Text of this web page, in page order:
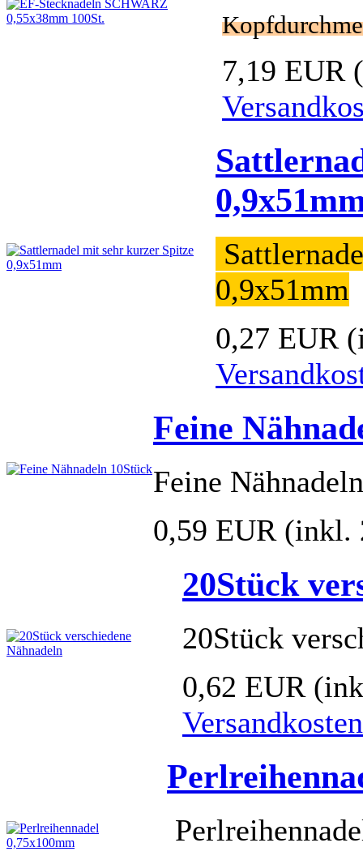
7,19 EUR
0,9x51mm
0,27 EUR
Feine
Feine
0,59 EUR (inkl.
20Stück
20Stück
0,62 EUR
Versandkosten